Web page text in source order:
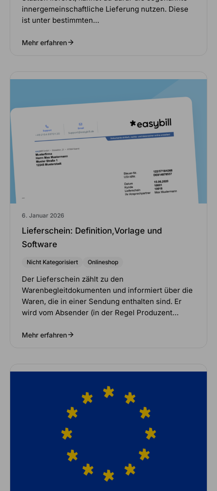
innergemeinschaftliche Lieferung nutzen. Diese
ist unter bestimmten…
Mehr erfahren
6. Januar 2026
Lieferschein: Definition,Vorlage und
Software
Nicht Kategorisiert Onlineshop
Der Lieferschein zählt zu den
Warenbegleitdokumenten und informiert über die
Waren, die in einer Sendung enthalten sind. Er
wird vom Absender (in der Regel Produzent…
Mehr erfahren